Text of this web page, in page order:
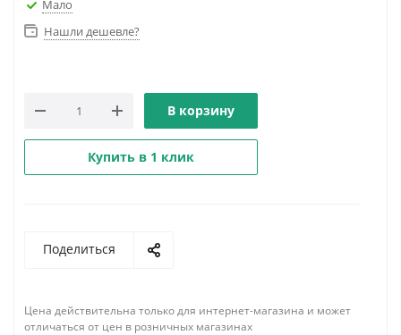
Мало
Нашли дешевле?
В корзину
Купить в 1 клик
Поделиться
Цена действительна только для интернет-магазина и может
отличаться от цен в розничных магазинах